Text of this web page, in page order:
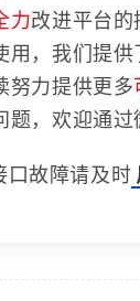
力改进平台的
用，我们提供
努力提供更多
题，欢迎通过
口故障请及时